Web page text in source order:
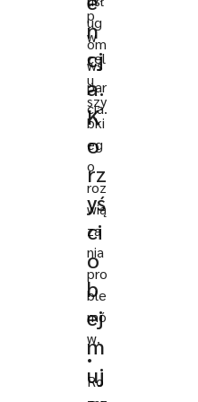
ug
om
ws
par
cia.
p
w
cel
u
szy
bki
eg
o
roz
wią
za
nia
pro
ble
mó
w.
•
Ro
n
cj
a.
K
o
rz
yś
ci
o
b
ej
m
uj